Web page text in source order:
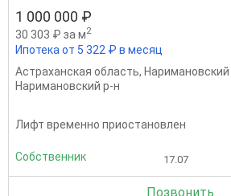
1 000 000 ₽
30 303 ₽ за м2
Ипотека от 5 322 ₽ в месяц
Астраханская область, Наримановский
Наримановский р-н
Лифт временно приостановлен
Собственник 17.07
Позвонить